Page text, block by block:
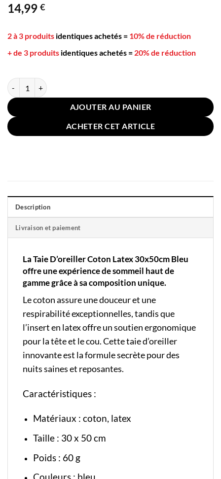
14,99 €
2 à 3 produits identiques achetés = 10% de réduction
+ de 3 produits identiques achetés = 20% de réduction
quantité de Taie D'oreiller Coton Latex 30x50cm Bleu
AJOUTER AU PANIER
ACHETER CET ARTICLE
Description
Livraison et paiement
La Taie D’oreiller Coton Latex 30x50cm Bleu
offre une expérience de sommeil haut de
gamme grâce à sa composition unique.
Le coton assure une douceur et une
respirabilité exceptionnelles, tandis que
l’insert en latex offre un soutien ergonomique
pour la tête et le cou. Cette taie d’oreiller
innovante est la formule secrète pour des
nuits saines et reposantes.
Caractéristiques :
Matériaux : coton, latex
Taille : 30 x 50 cm
Poids : 60 g